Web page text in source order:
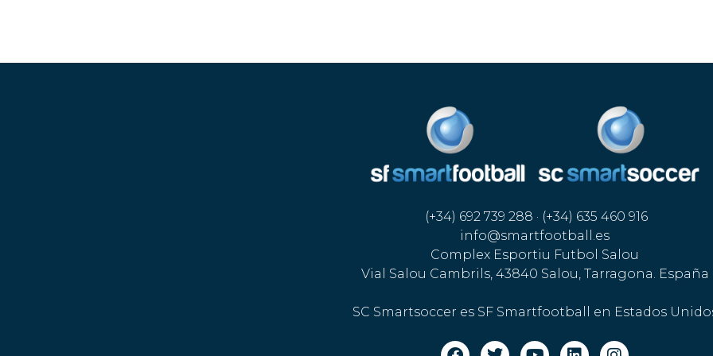
(+34) 692 739 288 · (+34) 635 460 916
info@smartfootball.es
Complex Esportiu Futbol Salou
Vial Salou Cambrils, 43840 Salou, Tarragona. España
SC Smartsoccer es SF Smartfootball en Estados